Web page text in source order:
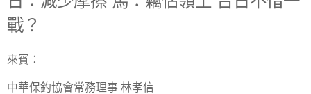
戰？
來賓：
中華保釣協會常務理事 林孝信